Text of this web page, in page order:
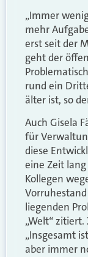
„Immer
mehr
erst seit der
geht der
rund ein
älter ist, so
Auch Gisela
für
diese
eine Zeit
Kollegen
liegenden
„Welt“
„Insgesamt
aber immer